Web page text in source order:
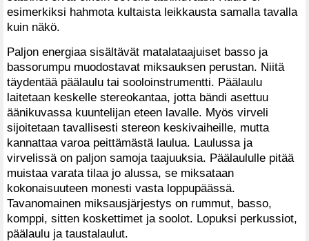
esimerkiksi hahmota kultaista leikkausta samalla tavalla
kuin näkö.
Paljon energiaa sisältävät matalataajuiset basso ja
bassorumpu muodostavat miksauksen perustan. Niitä
täydentää päälaulu tai sooloinstrumentti. Päälaulu
laitetaan keskelle stereokantaa, jotta bändi asettuu
äänikuvassa kuuntelijan eteen lavalle. Myös virveli
sijoitetaan tavallisesti stereon keskivaiheille, mutta
kannattaa varoa peittämästä laulua. Laulussa ja
virvelissä on paljon samoja taajuuksia. Päälaululle pitää
muistaa varata tilaa jo alussa, se miksataan
kokonaisuuteen monesti vasta loppupäässä.
Tavanomainen miksausjärjestys on rummut, basso,
komppi, sitten koskettimet ja soolot. Lopuksi perkussiot,
päälaulu ja taustalaulut.